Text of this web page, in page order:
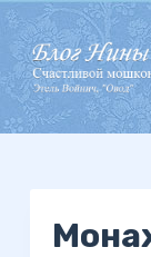
П
е
р
е
й